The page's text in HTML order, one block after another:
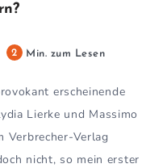
2 Min. zum Lesen
erscheinende
Lierke und Massimo
Verbrecher-Verlag
nicht, so mein erster